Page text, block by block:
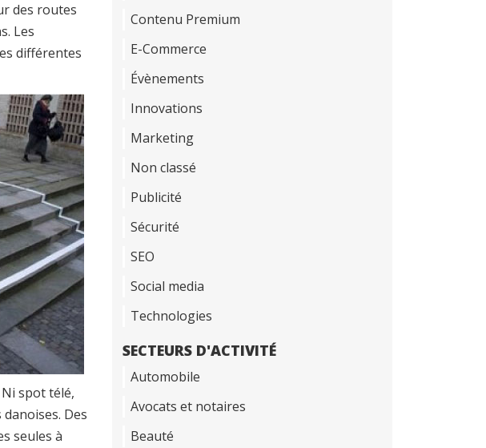
des routes
Les
différentes
spot télé,
Des
seules à
Contenu Premium
E-Commerce
Évènements
Innovations
Marketing
Non classé
Publicité
Sécurité
SEO
Social media
Technologies
SECTEURS D'ACTIVITÉ
Automobile
Avocats et notaires
Beauté